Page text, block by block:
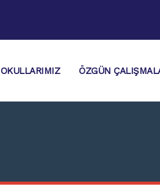
OKULLARIMIZ ÖZGÜN